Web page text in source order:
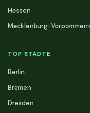
Hessen
Mecklenburg-Vorpommern
TOP STÄDTE
Berlin
Bremen
Dresden